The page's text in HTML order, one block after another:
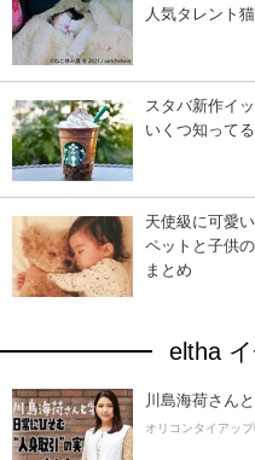
人気タレント
スタバ新作イ
いくつ知って
天使級に可愛
ペットと子供
まとめ
eltha
川島海荷さん
オリコンタイアッ